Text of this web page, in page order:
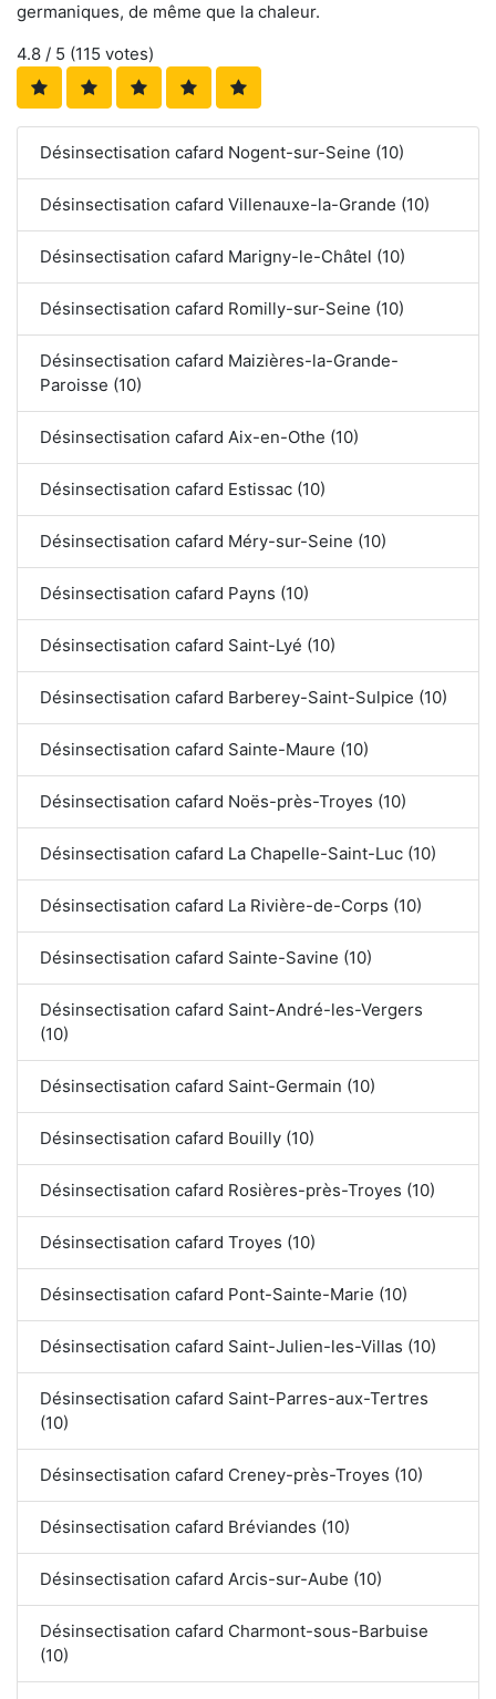
germaniques, de même que la chaleur.
4.8 / 5 (115 votes)
Désinsectisation cafard Nogent-sur-Seine (10)
Désinsectisation cafard Villenauxe-la-Grande (10)
Désinsectisation cafard Marigny-le-Châtel (10)
Désinsectisation cafard Romilly-sur-Seine (10)
Désinsectisation cafard Maizières-la-Grande-
Paroisse (10)
Désinsectisation cafard Aix-en-Othe (10)
Désinsectisation cafard Estissac (10)
Désinsectisation cafard Méry-sur-Seine (10)
Désinsectisation cafard Payns (10)
Désinsectisation cafard Saint-Lyé (10)
Désinsectisation cafard Barberey-Saint-Sulpice (10)
Désinsectisation cafard Sainte-Maure (10)
Désinsectisation cafard Noës-près-Troyes (10)
Désinsectisation cafard La Chapelle-Saint-Luc (10)
Désinsectisation cafard La Rivière-de-Corps (10)
Désinsectisation cafard Sainte-Savine (10)
Désinsectisation cafard Saint-André-les-Vergers
(10)
Désinsectisation cafard Saint-Germain (10)
Désinsectisation cafard Bouilly (10)
Désinsectisation cafard Rosières-près-Troyes (10)
Désinsectisation cafard Troyes (10)
Désinsectisation cafard Pont-Sainte-Marie (10)
Désinsectisation cafard Saint-Julien-les-Villas (10)
Désinsectisation cafard Saint-Parres-aux-Tertres
(10)
Désinsectisation cafard Creney-près-Troyes (10)
Désinsectisation cafard Bréviandes (10)
Désinsectisation cafard Arcis-sur-Aube (10)
Désinsectisation cafard Charmont-sous-Barbuise
(10)